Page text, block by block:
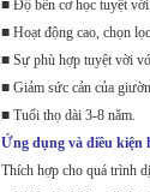
■ Độ bền cơ học tuyệt vời.
■ Hoạt động cao, chọn
■ Sự phù hợp tuyệt vời
■ Giảm sức cản của
■ Tuổi thọ dài 3-8 năm.
Ứng dụng và điều kiện
Thích hợp cho quá trình